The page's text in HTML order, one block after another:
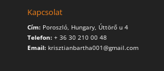
Kapcsolat
Cím: Poroszló, Hungary, Úttörő u 4
Telefon:+ 36 30 210 00 48
Email:krisztianbartha001@gmail.com